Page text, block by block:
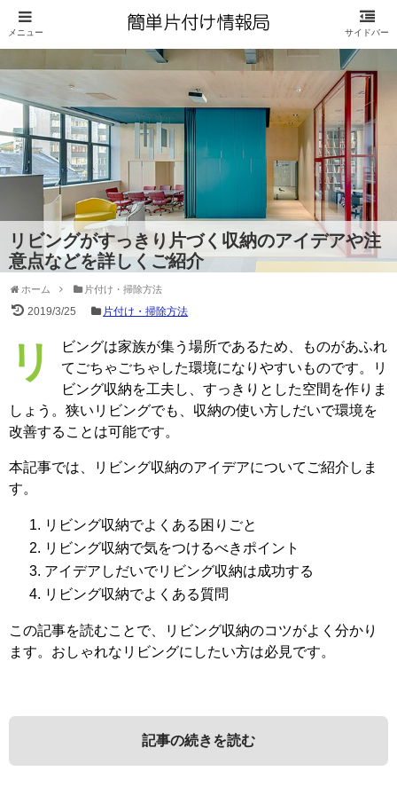
リビングがすっきり片づく収納のアイデアや注
意点などを詳しくご紹介
ホーム 片付け・掃除方法
2019/3/25 片付け・掃除方法
リビングは家族が集う場所であるため、ものがあふれ
てごちゃごちゃした環境になりやすいものです。リ
ビング収納を工夫し、すっきりとした空間を作りま
しょう。狭いリビングでも、収納の使い方しだいで環境を
改善することは可能です。
本記事では、リビング収納のアイデアについてご紹介しま
す。
リビング収納でよくある困りごと
リビング収納で気をつけるべきポイント
アイデアしだいでリビング収納は成功する
リビング収納でよくある質問
この記事を読むことで、リビング収納のコツがよく分かり
ます。おしゃれなリビングにしたい方は必見です。
記事の続きを読む